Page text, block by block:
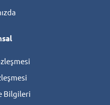
Bilgileri